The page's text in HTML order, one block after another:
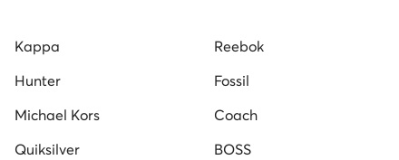
Kappa Reebok
Hunter
Fossil
Michael Kors
Coach
Quiksilver
BOSS